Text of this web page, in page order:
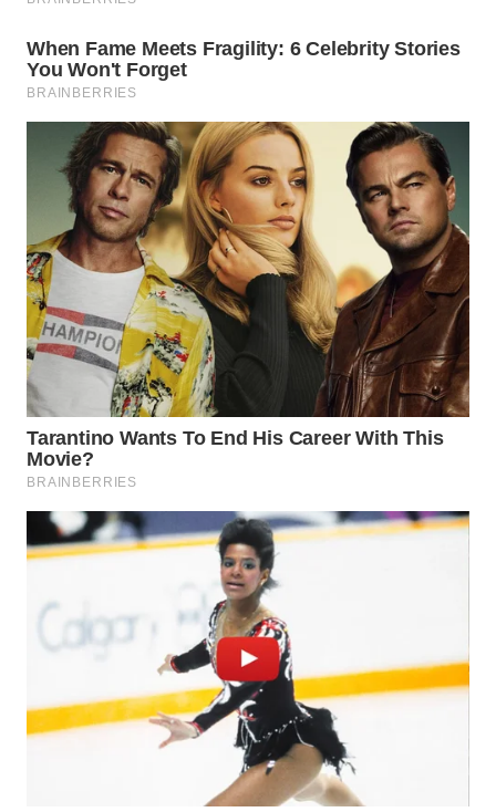
Wahana
Media
Group
WAHANA
NEWS
WAHANA
TANI
WAHANA
ADVOKAT
WAHANA
INFRASTRUKTUR
WAHANA
WAHANA
WAHANA